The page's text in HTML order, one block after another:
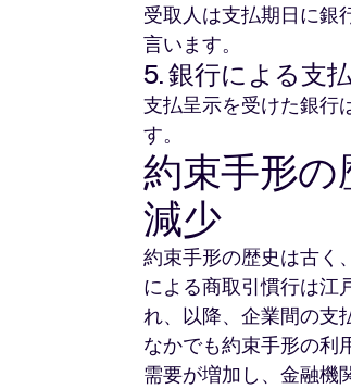
受取人は支払期日に銀
言います。
5. 銀行による支
支払呈示を受けた銀行
す。
約束手形
減少
約束手形の歴史は古く
による商取引慣行は江
れ、以降、企業間の支
なかでも約束手形の利
需要が増加し、金融機